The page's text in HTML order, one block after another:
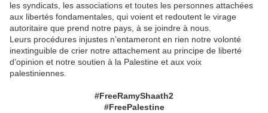
les syndicats, les associations et toutes les personnes attachées
aux libertés fondamentales, qui voient et redoutent le virage
autoritaire que prend notre pays, à se joindre à nous.
Leurs procédures injustes n’entameront en rien notre volonté
inextinguible de crier notre attachement au principe de liberté
d’opinion et notre soutien à la Palestine et aux voix
palestiniennes.
#FreeRamyShaath2
#FreePalestine